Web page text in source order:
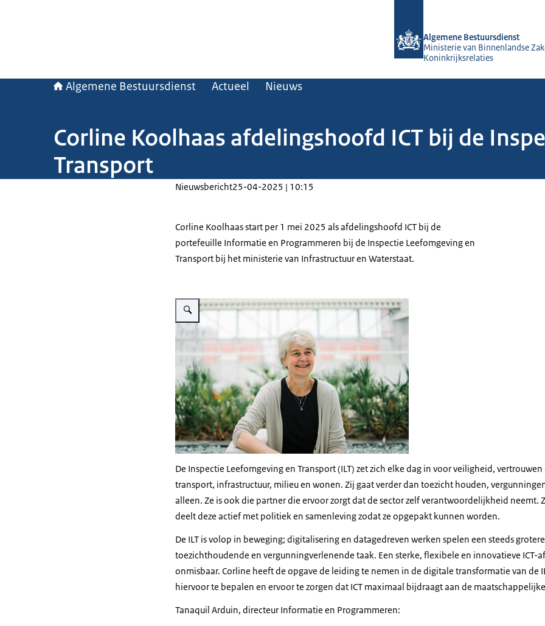
Algemene Bestuursdienst
Ministerie van Binnenlandse
Koninkrijksrelaties
Algemene Bestuursdienst Actueel Nieuws
Corline Koolhaas afdelingshoofd ICT bij de
Transport
Nieuwsbericht25-04-2025 | 10:15
Corline Koolhaas start per 1 mei 2025 als afdelingshoofd ICT bij de
portefeuille Informatie en Programmeren bij de Inspectie Leefomgeving en
Transport bij het ministerie van Infrastructuur en Waterstaat.
Vergroot afbeelding Corline Koolhaas
De Inspectie Leefomgeving en Transport (ILT) zet zich elke dag in voor veiligheid,
transport, infrastructuur, milieu en wonen. Zij gaat verder dan toezicht houden,
alleen. Ze is ook die partner die ervoor zorgt dat de sector zelf verantwoordelijkheid neemt.
deelt deze actief met politiek en samenleving zodat ze opgepakt kunnen worden.
De ILT is volop in beweging; digitalisering en datagedreven werken spelen een steeds
toezichthoudende en vergunningverlenende taak. Een sterke, flexibele en innovatieve ICT-
onmisbaar. Corline heeft de opgave de leiding te nemen in de digitale transformatie van de
hiervoor te bepalen en ervoor te zorgen dat ICT maximaal bijdraagt aan de
Tanaquil Arduin, directeur Informatie en Programmeren: